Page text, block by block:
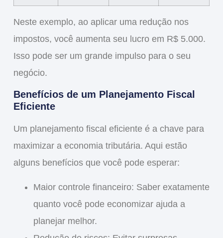
Neste exemplo, ao aplicar uma reduçãonos
impostos, você aumenta seu lucro em R$ 5.000.
Isso pode ser um grande impulso para o seu
negócio.
Benefícios de um Planejamento Fiscal
Eficiente
Um planejamento fiscal eficienteé a chave para
maximizar a economia tributária. Aqui estão
alguns benefícios que você pode esperar:
Maior controle financeiro: Saber exatamente
quanto você pode economizar ajuda a
planejar melhor.